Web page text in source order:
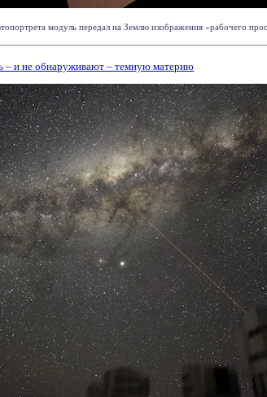
модуль передал на Землю изображения «рабочего
– и не обнаруживают – темную материю